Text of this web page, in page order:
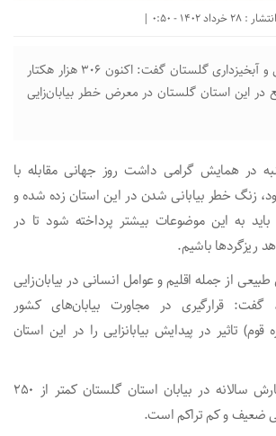
مدیرکل منابع طبیعی و آبخیزداری گلستان گفت: اکنون ۳۰۶ هزار هکتار
در این استان گلستان در معرض خطر بیابان‌زایی
در همایش گرامی داشت روز جهانی مقابله با
زنگ خطر بیابانی شدن در این استان زده شده و
به این موضوعات بیشتر پرداخته شود تا در
ریزگردها باشیم.
از جمله اقلیم و عوامل انسانی در بیابان‌زایی
گفت: قرارگیری در مجاورت بیابان‌های کشور
تاثیر در پیدایش بیابانزایی را در این استان
به گفته وی متوسط بارش سالانه در بیابان استان گلستان کمتر از ۲۵۰
ضعیف و کم تراکم است.